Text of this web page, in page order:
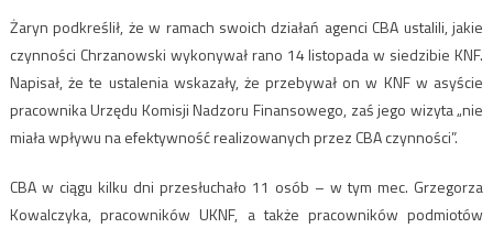
Żaryn podkreślił, że w ramach swoich działań agenci CBA ustalili, jakie
czynności Chrzanowski wykonywał rano 14 listopada w siedzibie KNF.
Napisał, że te ustalenia wskazały, że przebywał on w KNF w asyście
pracownika Urzędu Komisji Nadzoru Finansowego, zaś jego wizyta „nie
miała wpływu na efektywność realizowanych przez CBA czynności”.
CBA w ciągu kilku dni przesłuchało 11 osób – w tym mec. Grzegorza
Kowalczyka, pracowników UKNF, a także pracowników podmiotów